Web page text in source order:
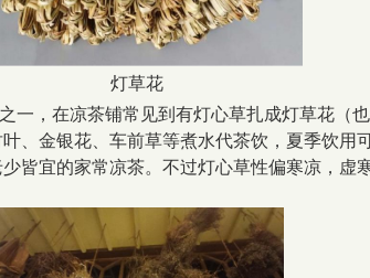
灯草花
一，在凉茶铺常见到有灯心草扎成灯草花（
、金银花、车前草等煮水代茶饮，夏季饮用
皆宜的家常凉茶。不过灯心草性偏寒凉，虚